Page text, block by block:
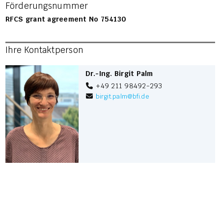
Förderungsnummer
RFCS grant agreement No 754130
Ihre Kontaktperson
Dr.-Ing. Birgit Palm
+49 211 98492-293
birgit.palm@bfi.de